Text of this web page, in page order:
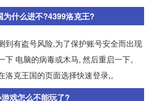
为什么进不?4399洛克王?
到有盗号风险,为了保护账号安全而出现
下 电脑的病毒或木马, 然后重启一下。
洛克王国的页面选择快速登录,。
戏怎么不能玩了?